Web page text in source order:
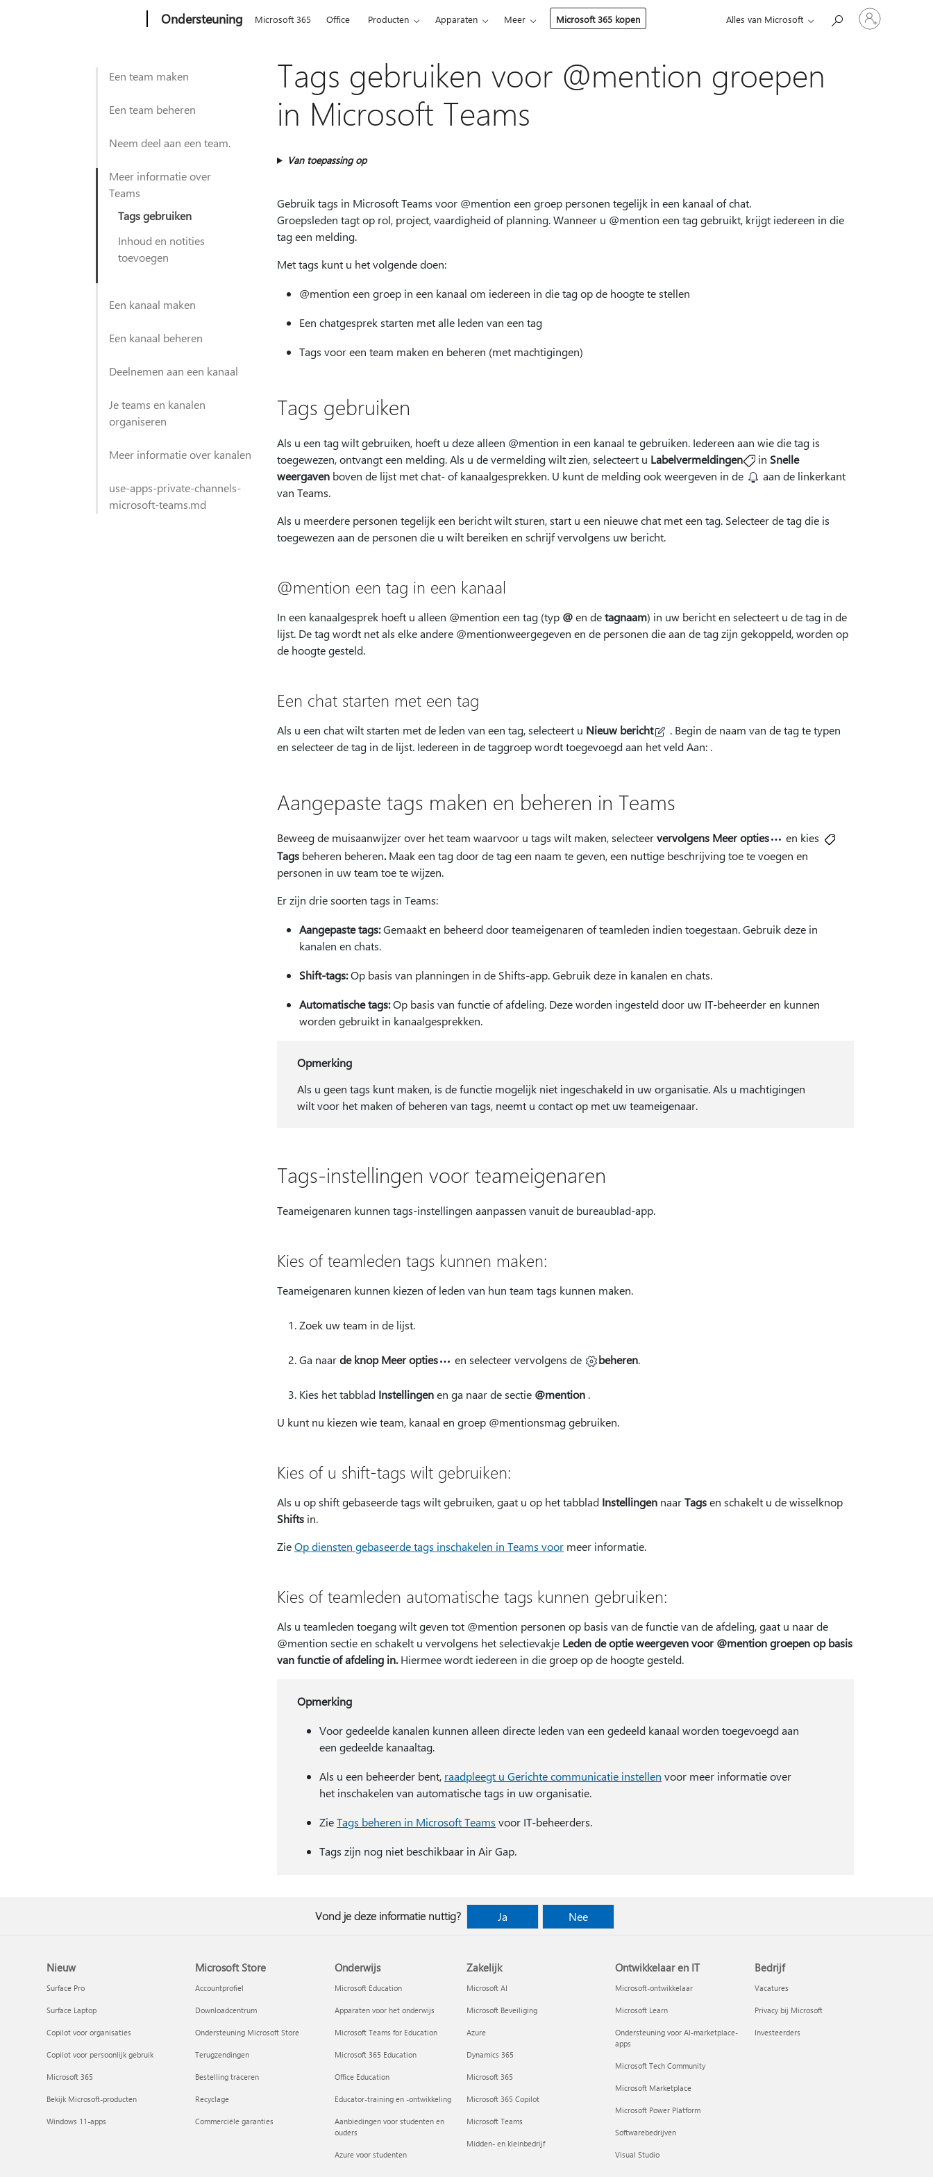
Ondersteuning Microsoft 365 Office Producten Apparaten Meer Microsoft 365 kopen Alles van Microsoft
Meld
je
aan
Een team maken
Een team beheren
Neem deel aan een team.
Meer informatie over
Teams
Tags gebruiken
Inhoud en notities
toevoegen
Een kanaal maken
Een kanaal beheren
Deelnemen aan een kanaal
Je teams en kanalen
organiseren
Meer informatie over kanalen
use-apps-private-channels-
microsoft-teams.md
Tags gebruiken voor @mention groepen
in Microsoft Teams
Van toepassing op
Gebruik tags in Microsoft Teams voor @mention een groep personen tegelijk in een kanaal of chat.
Groepsleden tagt op rol, project, vaardigheid of planning. Wanneer u @mention een tag gebruikt, krijgt iedereen in die
tag een melding.
Met tags kunt u het volgende doen:
@mention een groep in een kanaal om iedereen in die tag op de hoogte te stellen
Een chatgesprek starten met alle leden van een tag
Tags voor een team maken en beheren (met machtigingen)
Tags gebruiken
Als u een tag wilt gebruiken, hoeft u deze alleen @mention in een kanaal te gebruiken. Iedereen aan wie die tag is
toegewezen, ontvangt een melding. Als u de vermelding wilt zien, selecteert u Labelvermeldingen in Snelle
weergaven boven de lijst met chat- of kanaalgesprekken. U kunt de melding ook weergeven in de
aan de linkerkant
van Teams.
Als u meerdere personen tegelijk een bericht wilt sturen, start u een nieuwe chat met een tag. Selecteer de tag die is
toegewezen aan de personen die u wilt bereiken en schrijf vervolgens uw bericht.
@mention een tag in een kanaal
In een kanaalgesprek hoeft u alleen @mention een tag (typ @en detagnaam) in uw bericht en selecteert u de tag in de
lijst. De tag wordt net als elke andere @mentionweergegeven en de personen die aan de tag zijn gekoppeld, worden op
de hoogte gesteld.
Een chat starten met een tag
Als u een chat wilt starten met de leden van een tag, selecteert u Nieuw bericht
. Begin de naam van de tag te typen
en selecteer de tag in de lijst. Iedereen in de taggroep wordt toegevoegd aan het veld Aan: .
Aangepaste tags maken en beheren in Teams
Beweeg de muisaanwijzer over het team waarvoor u tags wilt maken, selecteervervolgens Meer opties
en kies
Tags beheren beheren.Maak een tag door de tag een naam te geven, een nuttige beschrijving toe te voegen en
personen in uw team toe te wijzen.
Er zijn drie soorten tags in Teams:
Aangepaste tags:Gemaakt en beheerd door teameigenaren of teamleden indien toegestaan. Gebruik deze in
kanalen en chats.
Shift-tags:Op basis van planningen in de Shifts-app. Gebruik deze in kanalen en chats.
Automatische tags:Op basis van functie of afdeling. Deze worden ingesteld door uw IT-beheerder en kunnen
worden gebruikt in kanaalgesprekken.
Opmerking
Als u geen tags kunt maken, is de functie mogelijk niet ingeschakeld in uw organisatie. Als u machtigingen
wilt voor het maken of beheren van tags, neemt u contact op met uw teameigenaar.
Tags-instellingen voor teameigenaren
Teameigenaren kunnen tags-instellingen aanpassen vanuit de bureaublad-app.
Kies of teamleden tags kunnen maken:
Teameigenaren kunnen kiezen of leden van hun team tags kunnen maken.
Zoek uw team in de lijst.
Ga naarde knop Meer opties en selecteer vervolgens de beheren.
Kies het tabblad Instellingenen ga naar de sectie @mention .
U kunt nu kiezen wie team, kanaal en groep @mentionsmag gebruiken.
Kies of u shift-tags wilt gebruiken:
Als u op shift gebaseerde tags wilt gebruiken, gaat u op het tabblad Instellingen naarTagsen schakelt u de wisselknop
Shifts in.
ZieOp diensten gebaseerde tags inschakelen in Teams voor meer informatie.
Kies of teamleden automatische tags kunnen gebruiken:
Als u teamleden toegang wilt geven tot @mention personen op basis van de functie van de afdeling, gaat u naar de
@mention sectie en schakelt u vervolgens het selectievakje Leden de optie weergeven voor @mention groepen op basis
van functie of afdeling in.Hiermee wordt iedereen in die groep op de hoogte gesteld.
Opmerking
Voor gedeelde kanalen kunnen alleen directe leden van een gedeeld kanaal worden toegevoegd aan
een gedeelde kanaaltag.
Als u een beheerder bent, raadpleegt u Gerichte communicatie instellen voor meer informatie over
het inschakelen van automatische tags in uw organisatie.
ZieTags beheren in Microsoft Teams voor IT-beheerders.
Tags zijn nog niet beschikbaar in Air Gap.
Vond je deze informatie nuttig? Ja Nee
Nieuw
Surface Pro
Surface Laptop
Copilot voor organisaties
Copilot voor persoonlijk gebruik
Microsoft 365
Bekijk Microsoft-producten
Windows 11-apps
Microsoft Store
Accountprofiel
Downloadcentrum
Ondersteuning Microsoft Store
Terugzendingen
Bestelling traceren
Recyclage
Commerciële garanties
Onderwijs
Microsoft Education
Apparaten voor het onderwijs
Microsoft Teams for Education
Microsoft 365 Education
Office Education
Educator-training en -ontwikkeling
Aanbiedingen voor studenten en
ouders
Azure voor studenten
Zakelijk
Microsoft AI
Microsoft Beveiliging
Azure
Dynamics 365
Microsoft 365
Microsoft 365 Copilot
Microsoft Teams
Midden- en kleinbedrijf
Ontwikkelaar en IT
Microsoft-ontwikkelaar
Microsoft Learn
Ondersteuning voor AI-marketplace-
apps
Microsoft Tech Community
Microsoft Marketplace
Microsoft Power Platform
Softwarebedrijven
Visual Studio
Bedrijf
Vacatures
Privacy bij Microsoft
Investeerders